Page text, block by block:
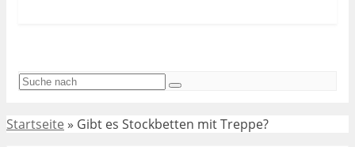
Startseite » Gibt es Stockbetten mit Treppe?